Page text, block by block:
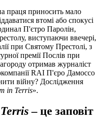
праця приносить мало
втомі або спокусі
П'єтро Паролін,
виступаючи ввечері,
при Святому Престолі, з
премії Послів при
отримав журналіст
RAI П'єро Дамоссо
війну? Дослідження
in Terris».
– це заповіт